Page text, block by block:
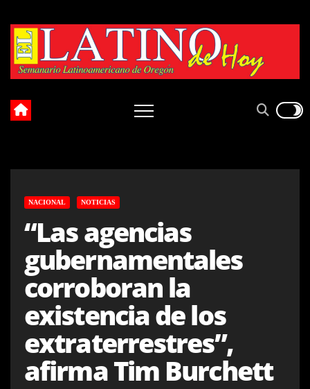
content
NACIONAL NOTICIAS
“Las agencias
gubernamentales
corroboran la
existencia de los
extraterrestres”,
afirma Tim Burchett